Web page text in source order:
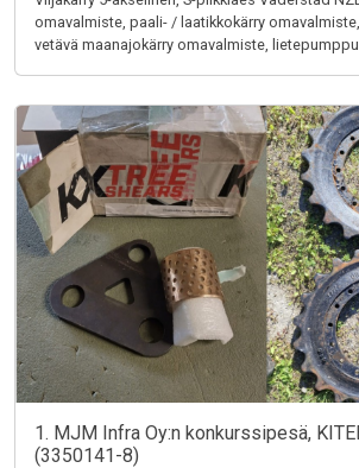
omavalmiste, paali- / laatikkokärry
vetävä maanajokärry omavalmiste,
1. MJM Infra Oy:n konkurssipesä,
(3350141-8)